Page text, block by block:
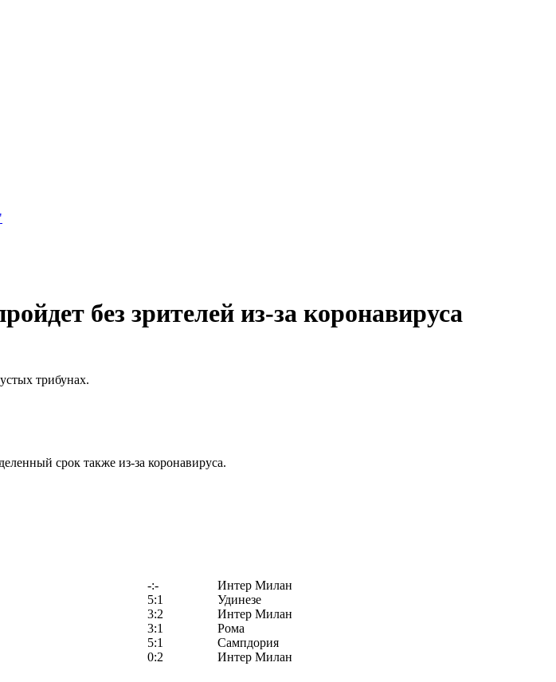
без зрителей из-за коронавируса
трибунах.
срок также из-за коронавируса.
-:-
Интер Милан
5:1
Удинезе
3:2
Интер Милан
3:1
Рома
5:1
Сампдория
0:2
Интер Милан